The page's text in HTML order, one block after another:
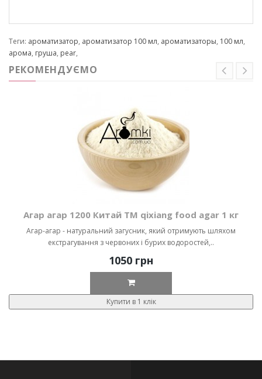
Теги: ароматизатор, ароматизатор 100 мл, ароматизаторы, 100 мл,
арома, груша, pear,
РЕКОМЕНДУЄМО
Агар агар 1200 Китай ТМ qixiang food agar 1 кг
Агар-агар - натуральний загусник, який отримують шляхом
екстрагування з червоних і бурих водоростей,..
1050 грн
Купити в 1 клік